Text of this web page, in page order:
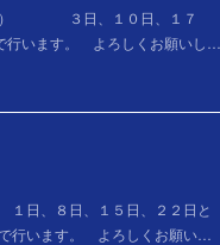
） ３日、１０日、１７
います。 よろしくお願いし…
、８日、１５日、２２日と
行います。 よろしくお願い…